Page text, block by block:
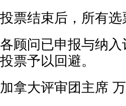
投票结束后，所有
各顾问已申报与纳
投票予以回避。
加拿大评审团主席